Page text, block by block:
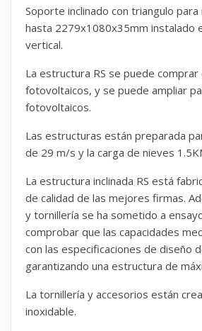
Soporte inclinado con triangulo
hasta 2279x1080x35mm instalado
vertical.
La estructura RS se puede
fotovoltaicos, y se puede ampliar
fotovoltaicos.
Las estructuras están preparada
de 29 m/s y la carga de nieves
La estructura inclinada RS está
de calidad de las mejores firmas.
y tornillería se ha sometido a
comprobar que las capacidades
con las especificaciones de diseño
garantizando una estructura de
La tornillería y accesorios están
inoxidable.